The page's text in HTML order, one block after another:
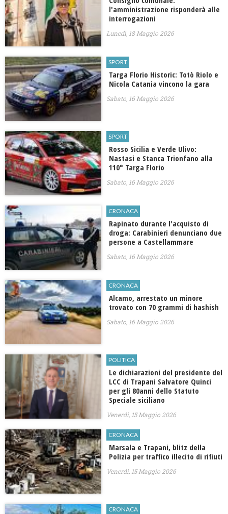
l'amministrazione risponderà alle
interrogazioni
Lunedì, 18 Maggio 2026
SPORT
Targa Florio Historic: Totò Riolo e
Nicola Catania vincono la gara
Sabato, 16 Maggio 2026
SPORT
Rosso Sicilia e Verde Ulivo:
Nastasi e Stanca Trionfano alla
110° Targa Florio
Sabato, 16 Maggio 2026
CRONACA
Rapinato durante l'acquisto di
droga: Carabinieri denunciano due
persone a Castellammare
Sabato, 16 Maggio 2026
CRONACA
Alcamo, arrestato un minore
trovato con 70 grammi di hashish
Sabato, 16 Maggio 2026
POLITICA
Le dichiarazioni del presidente del
LCC di Trapani Salvatore Quinci
per gli 80anni dello Statuto
Speciale siciliano
Venerdì, 15 Maggio 2026
CRONACA
Marsala e Trapani, blitz della
Polizia per traffico illecito di rifiuti
Venerdì, 15 Maggio 2026
CRONACA